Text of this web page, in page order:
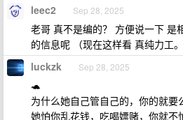
leec2 Sep 28, 2025
老哥 真不是编的？ 方便说一下 是
的信息呢 （现在这样看 真纯力工。
luckzk Sep 28, 2025
🐢
为什么她自己管自己的，你的就要
她怕你乱花钱，吃喝嫖赌，你就不